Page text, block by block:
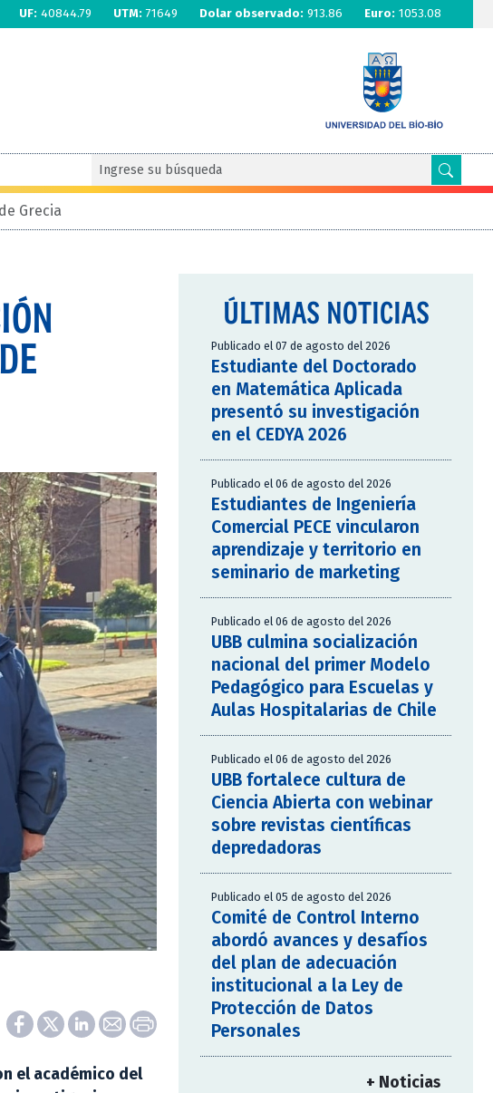
UF: 40844.79 UTM: 71649 Dolar observado: 913.86 Euro: 1053.08
Grecia
el académico del
ÚLTIMAS NOTICIAS
Publicado el 07 de agosto del 2026
Estudiante del Doctorado
en Matemática Aplicada
presentó su investigación
en el CEDYA 2026
Publicado el 06 de agosto del 2026
Estudiantes de Ingeniería
Comercial PECE vincularon
aprendizaje y territorio en
seminario de marketing
Publicado el 06 de agosto del 2026
UBB culmina socialización
nacional del primer Modelo
Pedagógico para Escuelas y
Aulas Hospitalarias de Chile
Publicado el 06 de agosto del 2026
UBB fortalece cultura de
Ciencia Abierta con webinar
sobre revistas científicas
depredadoras
Publicado el 05 de agosto del 2026
Comité de Control Interno
abordó avances y desafíos
del plan de adecuación
institucional a la Ley de
Protección de Datos
Personales
+ Noticias